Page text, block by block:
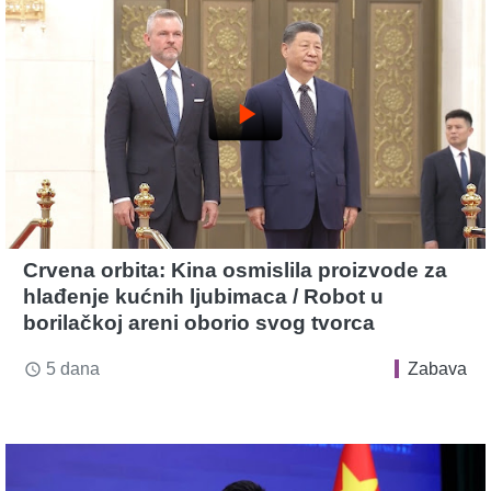
play_arrow
Crvena orbita: Kina osmislila proizvode za
hlađenje kućnih ljubimaca / Robot u
borilačkoj areni oborio svog tvorca
access_time 5 dana Zabava